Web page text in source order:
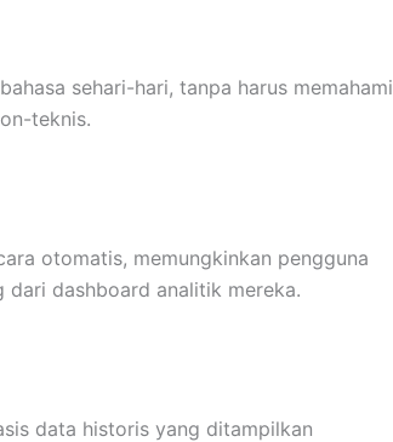
sehari-hari, tanpa harus memahami
teknis.
otomatis, memungkinkan pengguna
dari dashboard analitik mereka.
data historis yang ditampilkan